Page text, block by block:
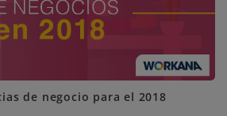
de negocio para el 2018